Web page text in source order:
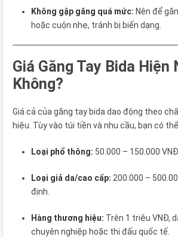
Không gập găng quá mức: Nên để
hoặc cuộn nhẹ, tránh bị biến dạng.
Giá Găng Tay Bida Hiện
Không?
Giá cả của găng tay bida dao động theo
hiệu. Tùy vào túi tiền và nhu cầu, bạn có
Loại phổ thông: 50.000 – 150.000
Loại giả da/cao cấp: 200.000 –
định.
Hàng thương hiệu: Trên 1 triệu VNĐ,
chuyên nghiệp hoặc thi đấu quốc tế.